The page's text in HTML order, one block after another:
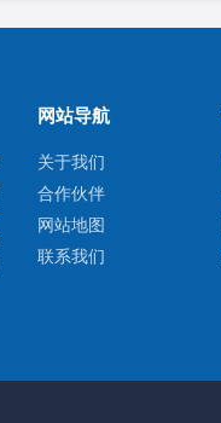
网站导航
关于我们
合作伙伴
网站地图
联系我们